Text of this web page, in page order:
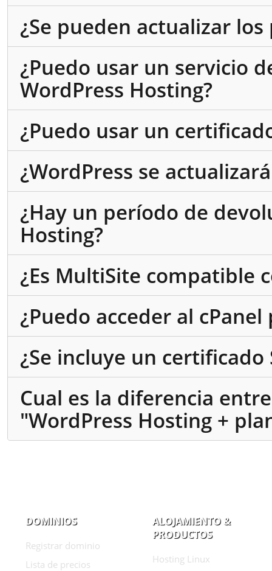
¿Se pueden actualizar
¿Puedo usar un servicio
WordPress Hosting?
¿Puedo usar un
¿WordPress se
¿Hay un período de
Hosting?
¿Es MultiSite compatible
¿Puedo acceder al
¿Se incluye un certificado
Cual es la diferencia
"WordPress Hosting +
DOMINIOS
Registrar dominio
Lista de precios
ALOJAMIENTO &
PRODUCTOS
Hosting Linux